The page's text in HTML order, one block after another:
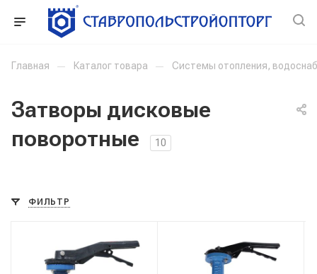
Главная — Каталог товара — Системы отопления,
Затворы дисковые
поворотные
10
ФИЛЬТР